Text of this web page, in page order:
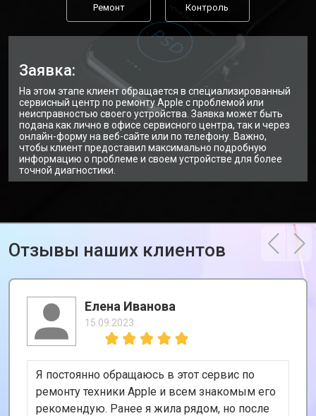
Ремонт Контроль
Заявка:
На этом этапе клиент обращается в специализированный
сервисный центр по ремонту Apple с проблемой или
неисправностью своего устройства. Заявка может быть
подана как лично в офисе сервисного центра, так и через
онлайн-форму на веб-сайте или по телефону. Важно,
чтобы клиент предоставил максимально подробную
информацию о проблеме и своем устройстве для более
точной диагностики.
Отзывы наших клиентов
Елена Иванова
15.09.2023
Я постоянно обращаюсь в этот сервис по
ремонту техники Apple и всем знакомым его
рекомендую. Ранее я жила рядом, но после